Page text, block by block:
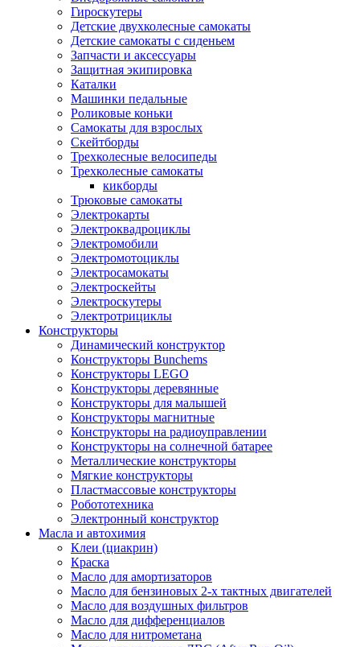
Гироскутеры
Детские двухколесные самокаты
Детские самокаты с сиденьем
Запчасти и аксессуары
Защитная экипировка
Каталки
Машинки педальные
Роликовые коньки
Самокаты для взрослых
Скейтборды
Трехколесные велосипеды
Трехколесные самокаты
кикборды
Трюковые самокаты
Электрокарты
Электроквадроциклы
Электромобили
Электромотоциклы
Электросамокаты
Электроскейты
Электроскутеры
Электротрициклы
Конструкторы
Динамический конструктор
Конструкторы Bunchems
Конструкторы LEGO
Конструкторы деревянные
Конструкторы для малышей
Конструкторы магнитные
Конструкторы на радиоуправлении
Конструкторы на солнечной батарее
Металлические конструкторы
Мягкие конструкторы
Пластмассовые конструкторы
Робототехника
Электронный конструктор
Масла и автохимия
Клеи (циакрин)
Краска
Масло для амортизаторов
Масло для бензиновых 2-х тактных двигателей
Масло для воздушных фильтров
Масло для дифференциалов
Масло для нитрометана